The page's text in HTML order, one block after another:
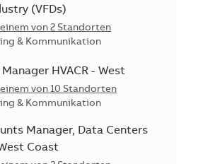
(VFDs)
von 2 Standorten
& Kommunikation
HVACR - West
von 10 Standorten
& Kommunikation
Manager, Data Centers
Coast